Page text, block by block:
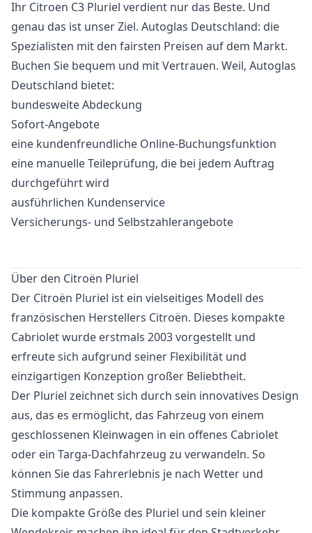
Ihr Citroen C3 Pluriel verdient nur das Beste. Und
genau das ist unser Ziel. Autoglas Deutschland: die
Spezialisten mit den fairsten Preisen auf dem Markt.
Buchen Sie bequem und mit Vertrauen. Weil, Autoglas
Deutschland bietet:
bundesweite Abdeckung
Sofort-Angebote
eine kundenfreundliche Online-Buchungsfunktion
eine manuelle Teileprüfung, die bei jedem Auftrag
durchgeführt wird
ausführlichen Kundenservice
Versicherungs- und Selbstzahlerangebote
Über den Citroën Pluriel
Der Citroën Pluriel ist ein vielseitiges Modell des
französischen Herstellers Citroën. Dieses kompakte
Cabriolet wurde erstmals 2003 vorgestellt und
erfreute sich aufgrund seiner Flexibilität und
einzigartigen Konzeption großer Beliebtheit.
Der Pluriel zeichnet sich durch sein innovatives Design
aus, das es ermöglicht, das Fahrzeug von einem
geschlossenen Kleinwagen in ein offenes Cabriolet
oder ein Targa-Dachfahrzeug zu verwandeln. So
können Sie das Fahrerlebnis je nach Wetter und
Stimmung anpassen.
Die kompakte Größe des Pluriel und sein kleiner